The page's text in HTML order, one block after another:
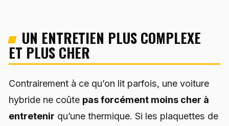
UN ENTRETIEN PLUS COMPLEXE
ET PLUS CHER
Contrairement à ce qu’on lit parfois, une voiture
hybride ne coûte pas forcément moins cher à
entretenir qu’une thermique. Si les plaquettes de